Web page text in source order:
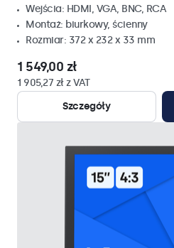
Wejścia: HDMI, VGA, BNC, RCA
Montaż: biurkowy, ścienny
Rozmiar: 372 x 232 x 33 mm
1 549,00 zł
1 905,27 zł z VAT
Szczegóły